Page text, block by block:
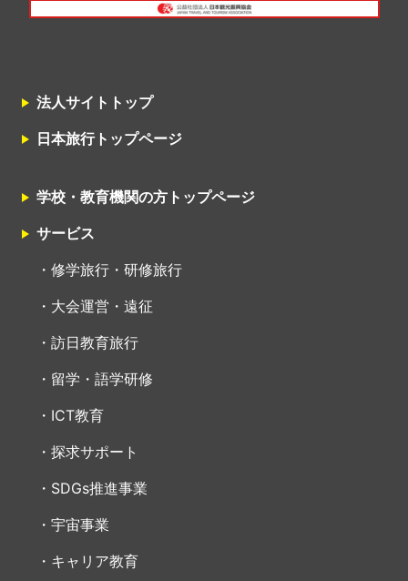
法人サイトトップ
日本旅行トップページ
学校・教育機関の方トップページ
サービス
修学旅行・研修旅行
大会運営・遠征
訪日教育旅行
留学・語学研修
ICT教育
探求サポート
SDGs推進事業
宇宙事業
キャリア教育